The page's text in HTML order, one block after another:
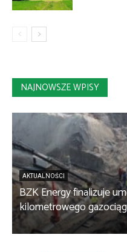
NAJNOWSZE WPISY
AKTUALNOŚCI
BZK Energy finalizuje
kilometrowego